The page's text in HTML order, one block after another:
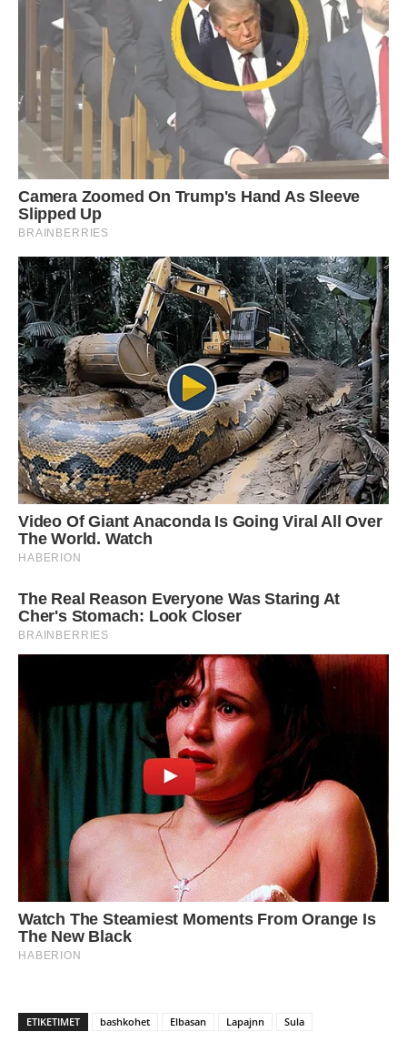
ETIKETIMET bashkohet Elbasan Lapajnn Sula